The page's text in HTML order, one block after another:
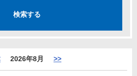
2026年8月 >>